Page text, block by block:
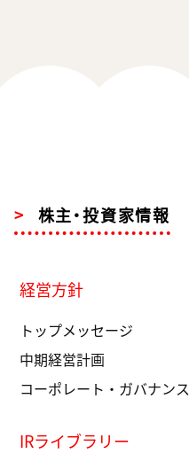
株主・投資家情報
経営方針
トップメッセージ
中期経営計画
コーポレート・ガバナンス
IRライブラリー